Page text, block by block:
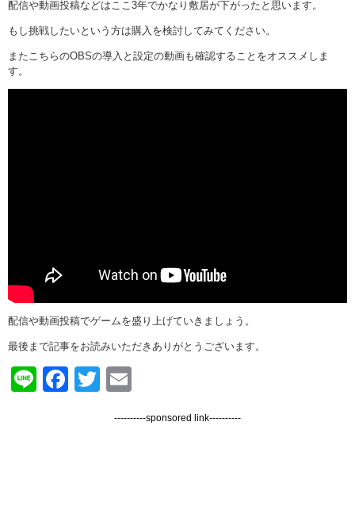
配信や動画投稿などはここ3年でかなり敷居が下がったと思います。
もし挑戦したいという方は購入を検討してみてください。
またこちらのOBSの導入と設定の動画も確認することをオススメしま
す。
配信や動画投稿でゲームを盛り上げていきましょう。
最後まで記事をお読みいただきありがとうございます。
LineFacebook
Twitter
----------sponsored link----------